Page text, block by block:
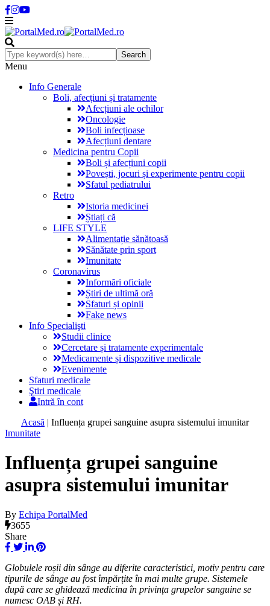
Menu
Info Generale
Boli, afecțiuni și tratamente
Afecțiuni ale ochilor
Oncologie
Boli infecțioase
Afecțiuni dentare
Medicina pentru Copii
Boli și afecțiuni copii
Povești, jocuri și experimente pentru copii
Sfatul pediatrului
Retro
Istoria medicinei
Știați că
LIFE STYLE
Alimentație sănătoasă
Sănătate prin sport
Imunitate
Coronavirus
Informări oficiale
Știri de ultimă oră
Sfaturi și opinii
Fake news
Info Specialişti
Studii clinice
Cercetare și tratamente experimentale
Medicamente și dispozitive medicale
Evenimente
Sfaturi medicale
Ştiri medicale
Intră în cont
Acasă | Influența grupei sanguine asupra sistemului imunitar
Imunitate
Influența grupei sanguine
asupra sistemului imunitar
By Echipa PortalMed
3655
Share
Globulele roșii din sânge au diferite caracteristici, motiv pentru care
tipurile de sânge au fost împărțite în mai multe grupe. Sistemele
după care se ghidează medicina în privința grupelor sanguine se
numesc OAB și RH.